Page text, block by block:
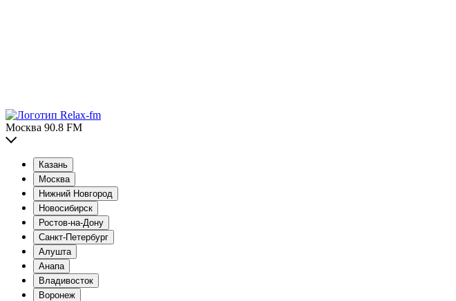
Москва 90.8 FM
Казань
Москва
Нижний Новгород
Новосибирск
Ростов-на-Дону
Санкт-Петербург
Алушта
Анапа
Владивосток
Воронеж